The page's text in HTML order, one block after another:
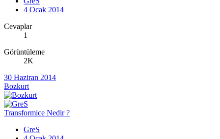
4 Ocak 2014
Cevaplar
1
Görüntüleme
2K
30 Haziran 2014
Bozkurt
Transformice Nedir ?
GreS